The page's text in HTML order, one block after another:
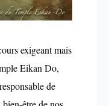
exigeant mais
Eikan Do,
de